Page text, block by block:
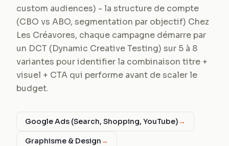
custom audiences) - la structure de compte
(CBO vs ABO, segmentation par objectif) Chez
Les Créavores, chaque campagne démarre par
un DCT (Dynamic Creative Testing) sur 5 à 8
variantes pour identifier la combinaison titre +
visuel + CTA qui performe avant de scaler le
budget.
Google Ads (Search, Shopping, YouTube)→
Graphisme & Design→